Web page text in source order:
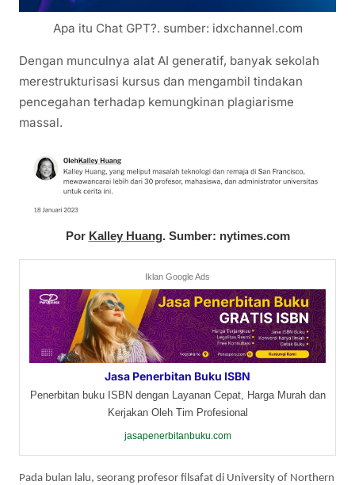
Apa itu Chat GPT?. sumber: idxchannel.com
Dengan munculnya alat AI generatif, banyak sekolah
merestrukturisasi kursus dan mengambil tindakan
pencegahan terhadap kemungkinan plagiarisme
massal.
Por Kalley Huang. Sumber: nytimes.com
Iklan Google Ads
Jasa Penerbitan Buku ISBN
Penerbitan buku ISBN dengan Layanan Cepat, Harga Murah dan
Kerjakan Oleh Tim Profesional
jasapenerbitanbuku.com
Pada bulan lalu, seorang profesor filsafat di University of Northern